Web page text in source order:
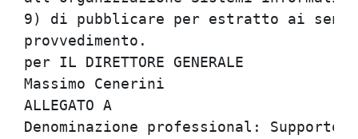
9) di pubblicare per estratto ai
provvedimento.
per IL DIRETTORE GENERALE
Massimo Cenerini
ALLEGATO A
Denominazione professional: